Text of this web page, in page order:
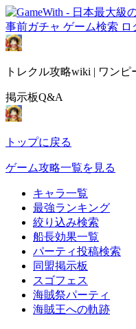
事前ガチャ ゲーム検索 ロ
トレクル攻略wiki | ワン
掲示板Q&A
トップに戻る
ゲーム攻略一覧を見る
キャラ一覧
最強ランキング
絞り込み検索
船長効果一覧
パーティ投稿検索
同盟掲示板
スゴフェス
海賊祭パーティ
海賊王への軌跡